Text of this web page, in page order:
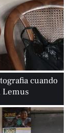
cuando
Lemus